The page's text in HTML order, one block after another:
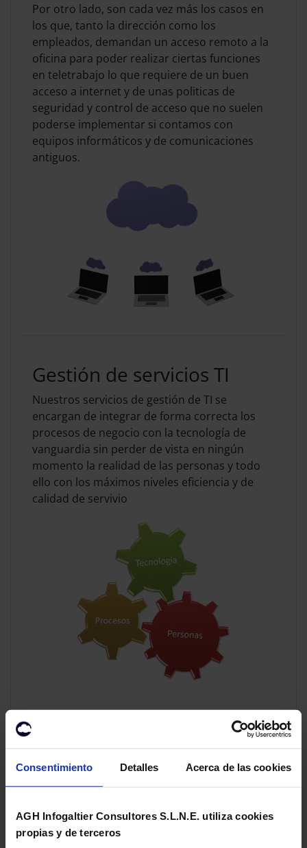
Consentimiento Detalles Acerca de las cookies
AGH Infogaltier Consultores S.L.N.E. utiliza cookies
propias y de terceros
Por otro lado, son cada vez más los casos en
los que, tanto la dirección como los
empleados, demandan un acceso remoto a la
oficina para poder realizar ciertas funciones
en teletrabajo lo que requiere de un buen
acceso a internet y de unas politicas de
seguridad y control de acceso que no suelen
poderse implementar si contamos con
equipos informáticos y de comunicaciones
antiguos.
Gestión de servicios TI
Nuestros servicios de gestión de TI se
encargan de integrar de forma correcta los
procesos de negocio con la tecnología de
vanguardia sin perder de vista en ningún
momento la realidad de las personas y todo
ello con los máximos niveles eficiencia y de
calidad de servivio
Seguridad de
infraestructuras TI
servicios e información por parte de las
empresas a través de Internet y las nuevas